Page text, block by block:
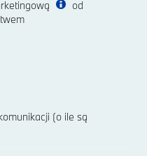
od
(o ile są